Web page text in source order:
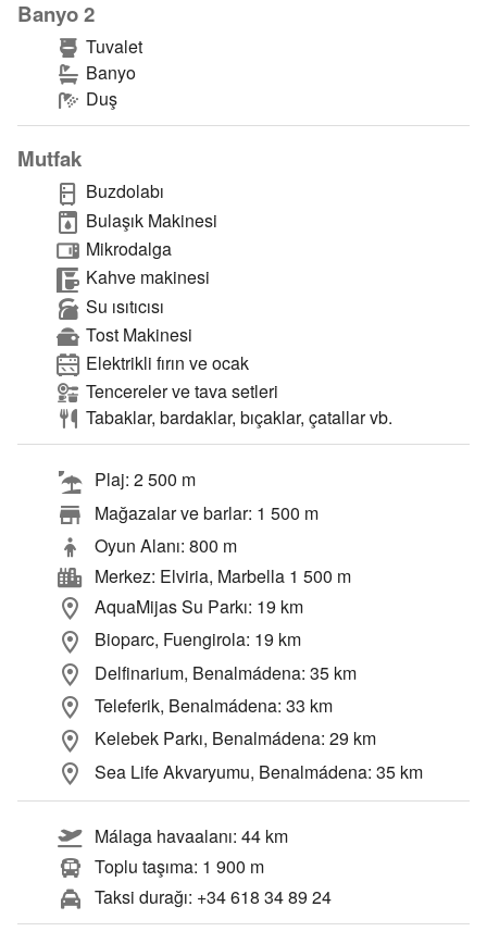
Banyo 2
Tuvalet
Banyo
Duş
Mutfak
Buzdolabı
Bulaşık Makinesi
Mikrodalga
Kahve makinesi
Su ısıtıcısı
Tost Makinesi
Elektrikli fırın ve ocak
Tencereler ve tava setleri
Tabaklar, bardaklar, bıçaklar, çatallar vb.
Plaj: 2 500 m
Mağazalar ve barlar: 1 500 m
Oyun Alanı: 800 m
Merkez: Elviria, Marbella 1 500 m
AquaMijas Su Parkı: 19 km
Bioparc, Fuengirola: 19 km
Delfinarium, Benalmádena: 35 km
Teleferik, Benalmádena: 33 km
Kelebek Parkı, Benalmádena: 29 km
Sea Life Akvaryumu, Benalmádena: 35 km
Málaga havaalanı: 44 km
Toplu taşıma: 1 900 m
Taksi durağı: +34 618 34 89 24